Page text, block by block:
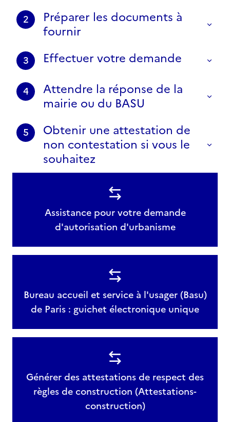
2
Préparer les documents à
fournir
3 Effectuer votre demande
4
Attendre la réponse de la
mairie ou du BASU
5
Obtenir une attestation de
non contestation si vous le
souhaitez
Assistance pour votre demande
d'autorisation d'urbanisme
Bureau accueil et service à l'usager (Basu)
de Paris : guichet électronique unique
Générer des attestations de respect des
règles de construction (Attestations-
construction)